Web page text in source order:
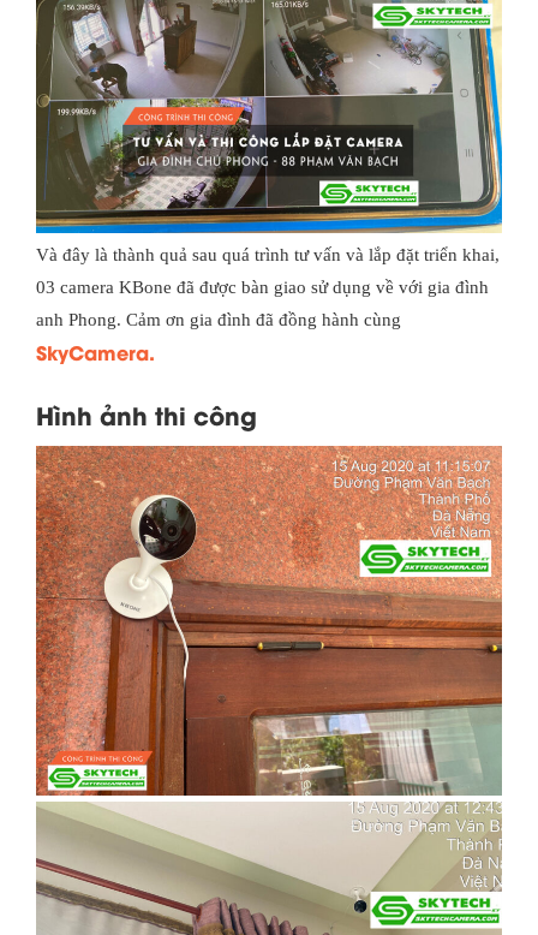
Và đây là thành quả sau quá trình tư vấn và lắp đặt triển khai,
03 camera KBone đã được bàn giao sử dụng về với gia đình
anh Phong. Cảm ơn gia đình đã đồng hành cùng
SkyCamera.
Hình ảnh thi công